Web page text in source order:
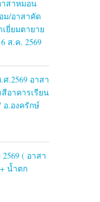
สาหมอน
ม/อาสาคัด
ยี่ยมตายาย
ส.ค. 2569
.2569 อาสา
อาคารเรียน
อ.องครักษ์
( อาสา
น้ำตก